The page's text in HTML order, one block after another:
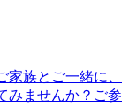
族とご一緒に、
みませんか？ご参